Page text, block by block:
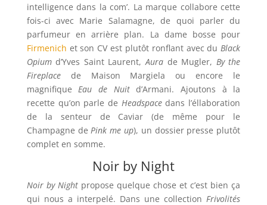
intelligence dans la com’. La marque collabore cette
fois-ci avec Marie Salamagne, de quoi parler du
parfumeur en arrière plan. La dame bosse pour
Firmenich et son CV est plutôt ronflant avec du Black
Opiumd’Yves Saint Laurent, Aura de Mugler, By the
Fireplacede Maison Margiela ou encore le
magnifique Eau de Nuitd’Armani. Ajoutons à la
recette qu’on parle de Headspacedans l’éllaboration
de la senteur de Caviar (de même pour le
Champagne de Pink me up), un dossier presse plutôt
complet en somme.
Noir by Night
Noir by Nightpropose quelque chose et c’est bien ça
qui nous a interpelé. Dans une collection Frivolités